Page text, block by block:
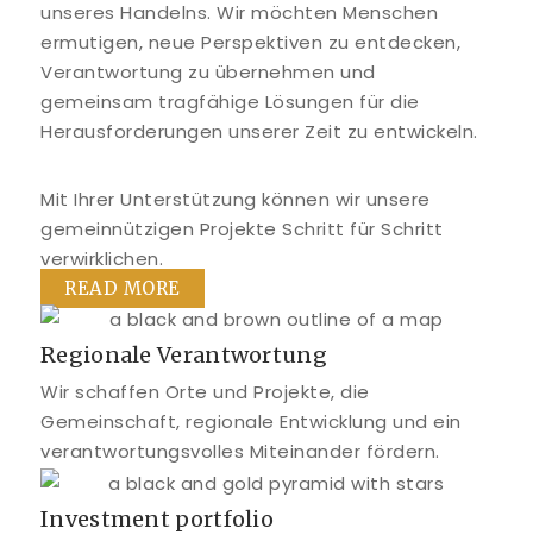
unseres Handelns. Wir möchten Menschen
ermutigen, neue Perspektiven zu entdecken,
Verantwortung zu übernehmen und
gemeinsam tragfähige Lösungen für die
Herausforderungen unserer Zeit zu entwickeln.
Mit Ihrer Unterstützung können wir unsere
gemeinnützigen Projekte Schritt für Schritt
verwirklichen.
READ MORE
Regionale Verantwortung
Wir schaffen Orte und Projekte, die
Gemeinschaft, regionale Entwicklung und ein
verantwortungsvolles Miteinander fördern.
Investment portfolio